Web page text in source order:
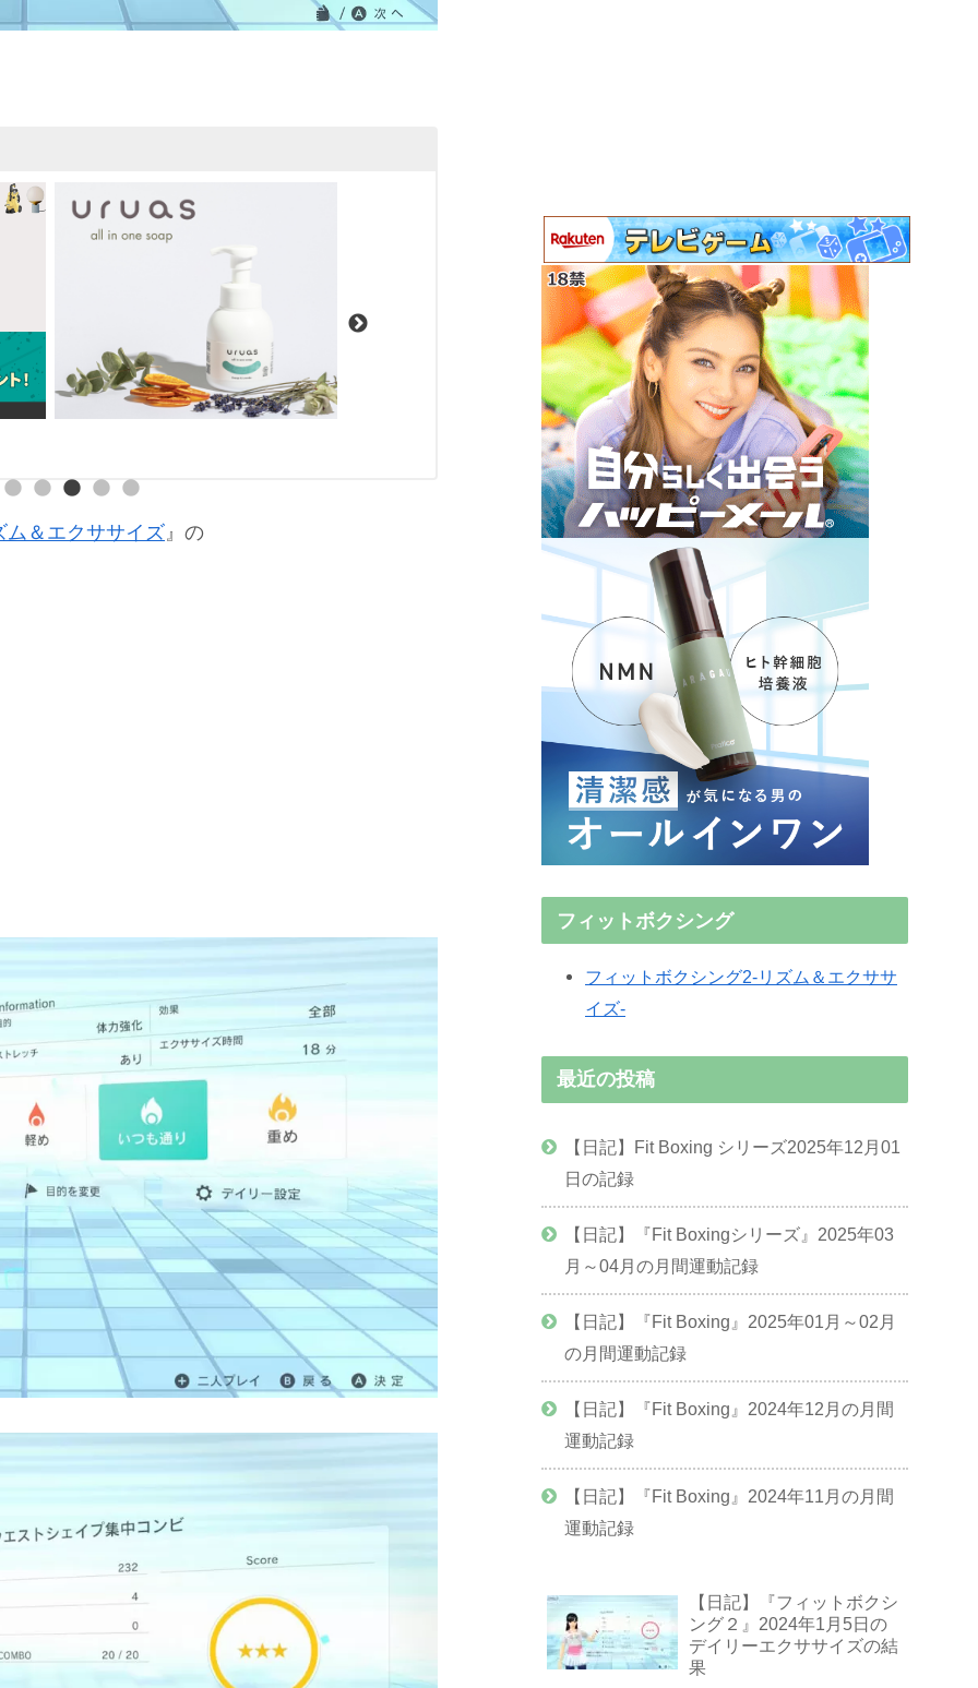
ム＆エクササイズ』の
フィットボクシング
フィットボクシング2-リズム＆エクササ
イズ-
最近の投稿
【日記】Fit Boxing シリーズ2025年12月01
日の記録
【日記】『Fit Boxingシリーズ』2025年03
月～04月の月間運動記録
【日記】『Fit Boxing』2025年01月～02月
の月間運動記録
【日記】『Fit Boxing』2024年12月の月間
運動記録
【日記】『Fit Boxing』2024年11月の月間
運動記録
【日記】『フィットボクシ
ング２』2024年1月5日の
デイリーエクササイズの結
果